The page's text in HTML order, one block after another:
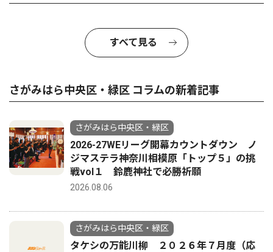
すべて見る
さがみはら中央区・緑区 コラムの新着記事
さがみはら中央区・緑区
2026-27WEリーグ開幕カウントダウン ノ
ジマステラ神奈川相模原「トップ５」の挑
戦vol１ 鈴鹿神社で必勝祈願
2026.08.06
さがみはら中央区・緑区
タケシの万能川柳 ２０２６年７月度（応